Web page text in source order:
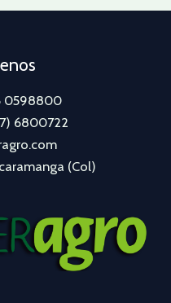
0598800
6800722
(Col)